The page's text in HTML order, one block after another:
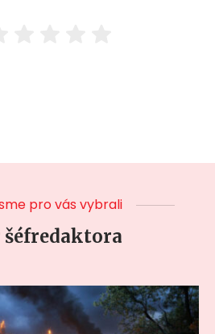
pro vás vybrali
šéfredaktora